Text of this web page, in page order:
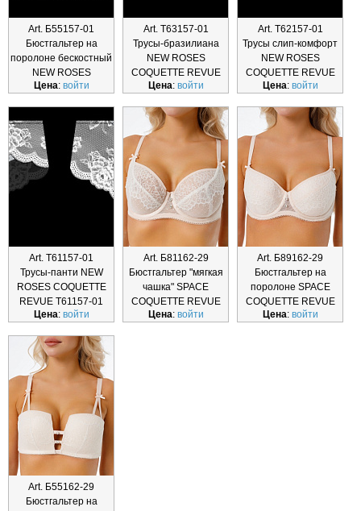
Art. Б55157-01
Бюстгальтер на
поролоне бескостный
NEW ROSES
COQUETTE REVU
Цена: войти
Art. Т63157-01
Трусы-бразилиана
NEW ROSES
COQUETTE REVUE
Т63157-01
Цена: войти
Art. Т62157-01
Трусы слип-комфорт
NEW ROSES
COQUETTE REVUE
Т62157-01
Цена: войти
Art. Т61157-01
Трусы-панти NEW
ROSES COQUETTE
REVUE Т61157-01
Цена: войти
Art. Б81162-29
Бюстгальтер "мягкая
чашка" SPACE
COQUETTE REVUE
Цена: войти
Art. Б89162-29
Бюстгальтер на
поролоне SPACE
COQUETTE REVUE
Б89162-29
Цена: войти
Art. Б55162-29
Бюстгальтер на